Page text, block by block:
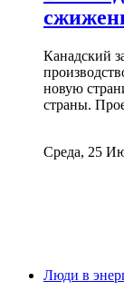
Канадский
новую
страны.
Среда, 25
Люди в